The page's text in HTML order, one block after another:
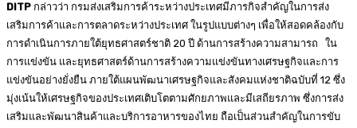
DITP กล่าวว่า กรมส่งเสริมการค้าระหว่างประเทศมีภารกิจสำคัญในการส่ง
เสริมการค้าและการตลาดระหว่างประเทศ ในรูปแบบต่างๆ เพื่อให้สอดคล้องกับ
การดำเนินการภายใต้ยุทธศาสตร์ชาติ 20 ปี ด้านการสร้างความสามารถ ใน
การแข่งขัน และยุทธศาสตร์ด้านการสร้างความแข่งขันทางเศรษฐกิจและการ
แข่งขันอย่างยั่งยืน ภายใต้แผนพัฒนาเศรษฐกิจและสังคมแห่งชาติฉบับที่ 12 ซึ่ง
มุ่งเน้นให้เศรษฐกิจของประเทศเติบโตตามศักยภาพและมีเสถียรภาพ ซึ่งการส่ง
เสริมและพัฒนาสินค้าและบริการอาหารของไทย ถือเป็นส่วนสำคัญในการขับ